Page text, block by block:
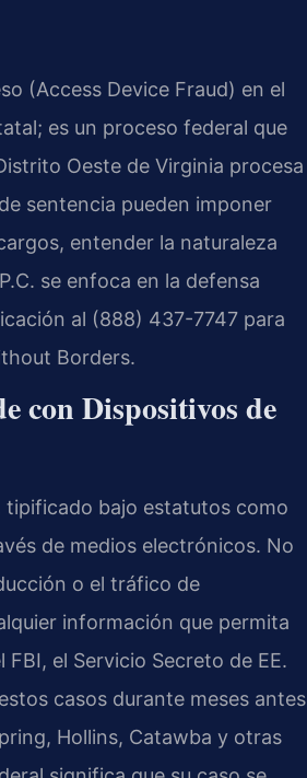
(Access Device Fraud) en el
es un proceso federal que
Oeste de Virginia procesa
sentencia pueden imponer
entender la naturaleza
se enfoca en la defensa
al (888) 437-7747 para
Borders.
con Dispositivos de
tipificado bajo estatutos como
de medios electrónicos. No
o el tráfico de
información que permita
el Servicio Secreto de EE.
casos durante meses antes
Hollins, Catawba y otras